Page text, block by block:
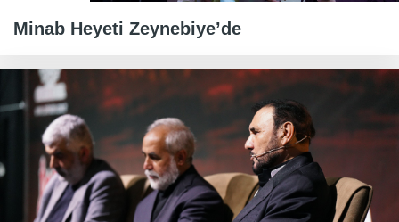
Minab Heyeti Zeynebiye’de